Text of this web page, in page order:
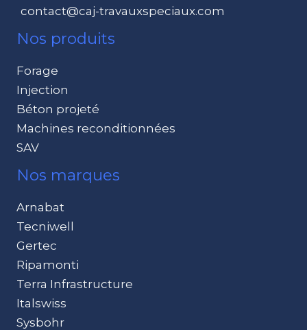
contact@caj-travauxspeciaux.com
Nos produits
Forage
Injection
Béton projeté
Machines reconditionnées
SAV
Nos marques
Arnabat
Tecniwell
Gertec
Ripamonti
Terra Infrastructure
Italswiss
Sysbohr